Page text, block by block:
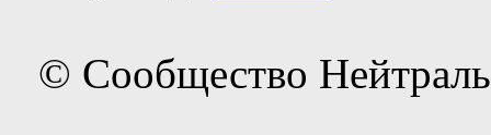
© Сообщество